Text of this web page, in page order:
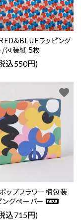
ラッピング
/包装紙 5枚
込550円)
ップフラワー柄包装
ングペーパー
込715円)
favorite